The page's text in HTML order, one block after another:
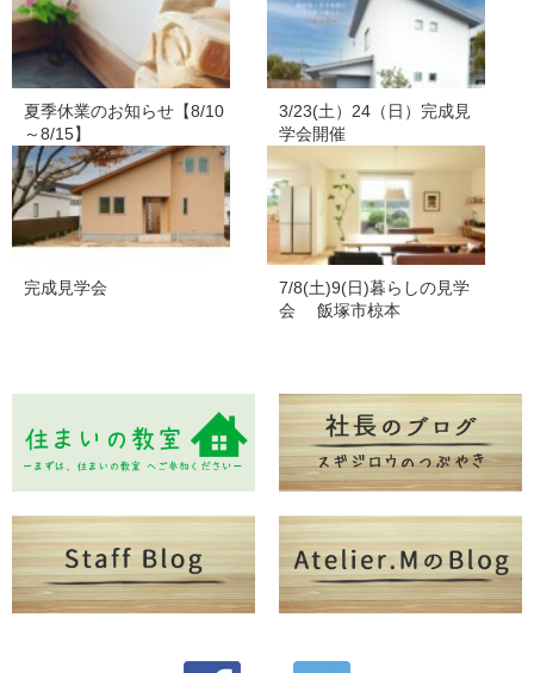
夏季休業のお知らせ【8/10
～8/15】
3/23(土）24（日）完成見
学会開催
完成見学会
7/8(土)9(日)暮らしの見学
会 飯塚市椋本